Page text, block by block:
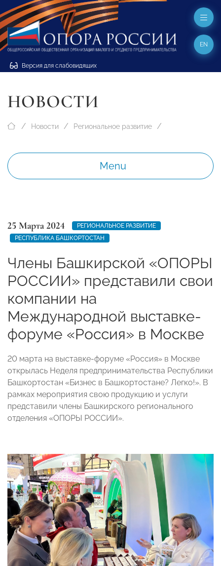
Версия для слабовидящих
EN
НОВОСТИ
Новости Региональное развитие
Menu
25 Марта 2024
РЕГИОНАЛЬНОЕ РАЗВИТИЕ
РЕСПУБЛИКА БАШКОРТОСТАН
Члены Башкирской «ОПОРЫ
РОССИИ» представили свои
компании на
Международной выставке-
форуме «Россия» в Москве
⁣20 марта на выставке-форуме «Россия» в Москве
открылась Неделя предпринимательства Республики
Башкортостан «Бизнес в Башкортостане? Легко!». В
рамках мероприятия свою продукцию и услуги
представили члены Башкирского регионального
отделения «ОПОРЫ РОССИИ».